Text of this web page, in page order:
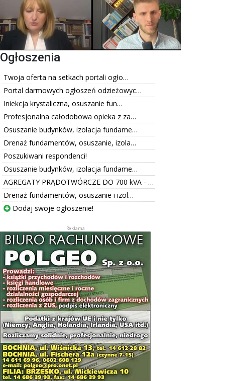
Ogłoszenia
Twoja oferta na setkach portali ogło…
Portal darmowych ogłoszeń odzieżowyc…
Iniekcja krystaliczna, osuszanie fun…
Profesjonalna całodobowa opieka z za…
Osuszanie budynków, izolacja fundame…
Drenaż fundamentów, osuszanie, izola…
Poszukiwani respondenci!
Osuszanie budynków, izolacja fundame…
AGREGATY PRĄDOTWÓRCZE DO 700 kVA - …
Drenaż fundamentów, osuszanie i izol…
Dodaj swoje ogłoszenie!